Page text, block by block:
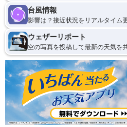
台風情報
影響は？接近状況をリアルタイム
ウェザーリポート
空の写真を投稿して最新の天気を